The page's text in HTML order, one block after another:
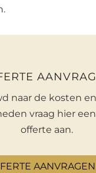
naar de kosten
vraag hier
offerte aan.
AANVRAGEN